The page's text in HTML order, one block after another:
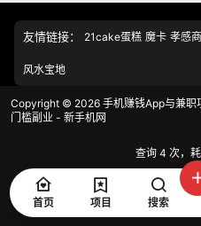
友情链接： 21cake蛋糕 魔卡 孝感
风水宝地
Copyright © 2026 手机赚钱App与兼职
门槛副业 - 新手机网
查询 4 次，
首页 项目 搜索